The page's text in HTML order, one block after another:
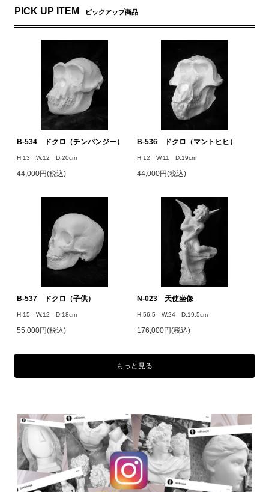
PICK UP ITEM ピックアップ商品
B-534 ドクロ（チンパンジー）
H.13 W.12 D.20cm
44,000円(税込)
B-536 ドクロ（マントヒヒ）
H.12 W.11 D.19cm
44,000円(税込)
B-537 ドクロ（子供）
H.15 W.12 D.18cm
55,000円(税込)
N-023 天使坐像
H.56.5 W.24 D.19.5cm
176,000円(税込)
もっと見る